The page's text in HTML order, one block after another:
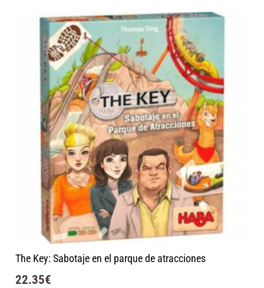
The Key: Sabotaje en el parque de atracciones
22.35€